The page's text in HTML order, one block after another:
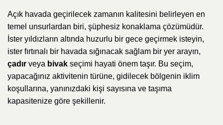
Açık havada geçirilecek zamanın kalitesini belirleyen en
temel unsurlardan biri, şüphesiz konaklama çözümüdür.
İster yıldızların altında huzurlu bir gece geçirmek isteyin,
ister fırtınalı bir havada sığınacak sağlam bir yer arayın,
çadır veya bivak seçimi hayati önem taşır. Bu seçim,
yapacağınız aktivitenin türüne, gidilecek bölgenin iklim
koşullarına, yanınızdaki kişi sayısına ve taşıma
kapasitenize göre şekillenir.